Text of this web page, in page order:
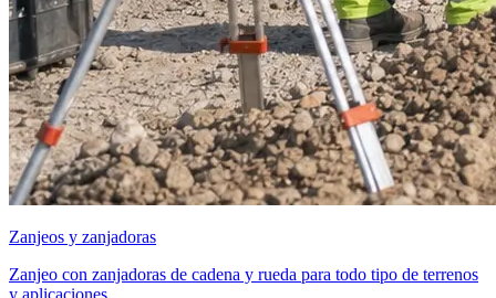
Zanjeos y zanjadoras
Zanjeo con zanjadoras de cadena y rueda para todo tipo de terrenos
y aplicaciones.